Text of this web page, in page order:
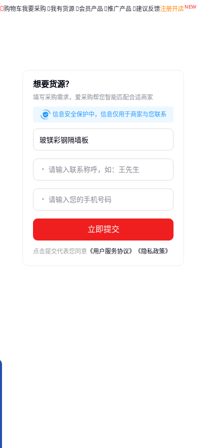
购物车我要采购 我有货源 会员产品 推广产品 建议反馈注册开店
想要货源？
填写采购需求，爱采购帮您智能匹配合适商家
信息安全保护中，信息仅用于商家与您联系
立即提交
点击提交代表您同意 《用户服务协议》 《隐私政策》